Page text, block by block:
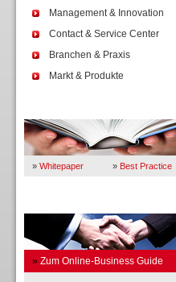
Management & Innovation
Contact & Service Center
Branchen & Praxis
Markt & Produkte
» Whitepaper » Best Practice
» Zum Online-Business Guide